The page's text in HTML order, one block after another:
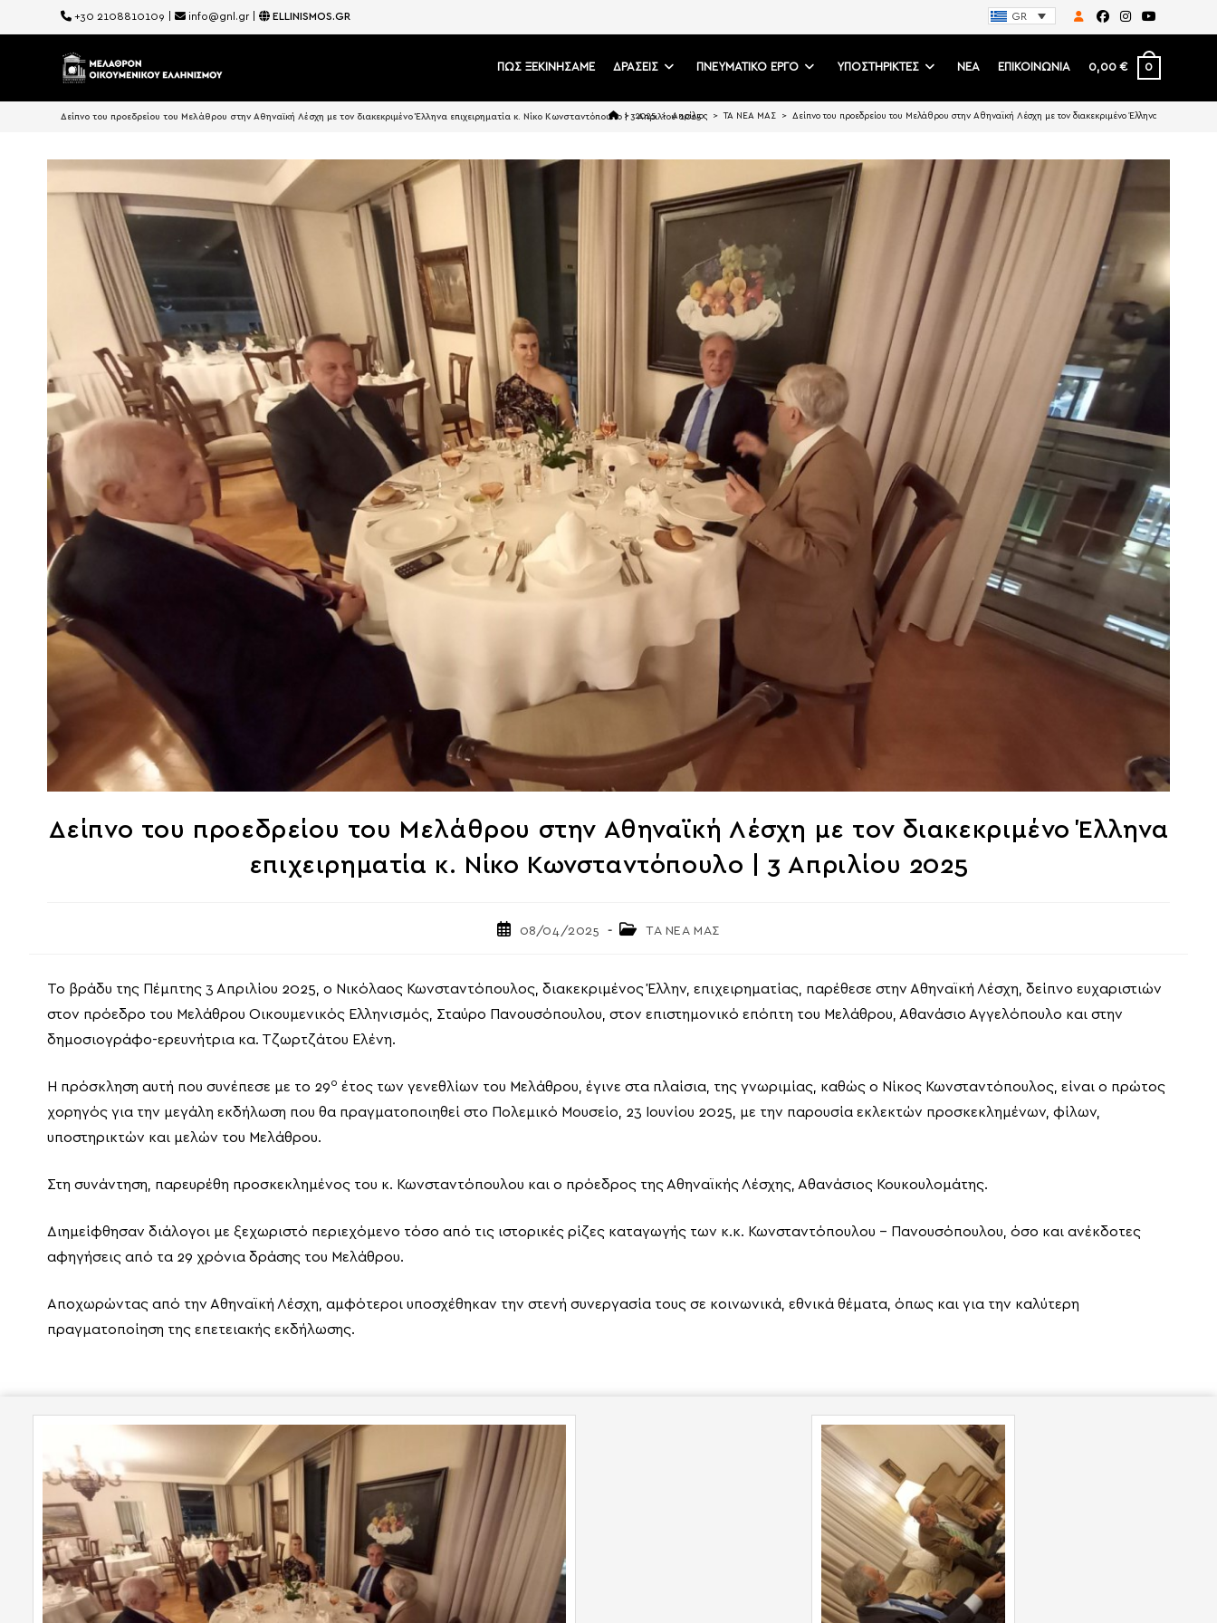
+30 2108810109 | info@gnl.gr| ELLINISMOS.GR GR
ΠΩΣ ΞΕΚΙΝΗΣΑΜΕ ΔΡΑΣΕΙΣ ΠΝΕΥΜΑΤΙΚΟ ΕΡΓΟ ΥΠΟΣΤΗΡΙΚΤΕΣ ΝΕΑ ΕΠΙΚΟΙΝΩΝΙΑ 0,00€ 0
Δείπνο του προεδρείου του Μελάθρου στην Αθηναϊκή Λέσχη με τον διακεκριμένο Έλληνα επιχειρηματία κ. Νίκο Κωνσταντόπουλο | 3 Απριλίου 2025
> 2025 > Απρίλιος > ΤΑ ΝΕΑ ΜΑΣ > Δείπνο του προεδρείου του Μελάθρου στην Αθηναϊκή Λέσχη με τον διακεκριμένο Έλληνα
Δείπνο του προεδρείου του Μελάθρου στην Αθηναϊκή Λέσχη με τον διακεκριμένο Έλληνα
επιχειρηματία κ. Νίκο Κωνσταντόπουλο | 3 Απριλίου 2025
Post08/04/2025
PostΤΑ ΝΕΑ ΜΑΣ
Το βράδυ της Πέμπτης 3 Απριλίου 2025, ο Νικόλαος Κωνσταντόπουλος, διακεκριμένος Έλλην, επιχειρηματίας, παρέθεσε στην Αθηναϊκή Λέσχη, δείπνο ευχαριστιών
στον πρόεδρο του Μελάθρου Οικουμενικός Ελληνισμός, Σταύρο Πανουσόπουλου, στον επιστημονικό επόπτη του Μελάθρου, Αθανάσιο Αγγελόπουλο και στην
δημοσιογράφο-ερευνήτρια κα. Τζωρτζάτου Ελένη.
Η πρόσκληση αυτή που συνέπεσε με το 29ο έτος των γενεθλίων του Μελάθρου, έγινε στα πλαίσια, της γνωριμίας, καθώς ο Νίκος Κωνσταντόπουλος, είναι ο πρώτος
χορηγός για την μεγάλη εκδήλωση που θα πραγματοποιηθεί στο Πολεμικό Μουσείο, 23 Ιουνίου 2025, με την παρουσία εκλεκτών προσκεκλημένων, φίλων,
υποστηρικτών και μελών του Μελάθρου.
Στη συνάντηση, παρευρέθη προσκεκλημένος του κ. Κωνσταντόπουλου και ο πρόεδρος της Αθηναϊκής Λέσχης, Αθανάσιος Κουκουλομάτης.
Διημείφθησαν διάλογοι με ξεχωριστό περιεχόμενο τόσο από τις ιστορικές ρίζες καταγωγής των κ.κ. Κωνσταντόπουλου – Πανουσόπουλου, όσο και ανέκδοτες
αφηγήσεις από τα 29 χρόνια δράσης του Μελάθρου.
Αποχωρώντας από την Αθηναϊκή Λέσχη, αμφότεροι υποσχέθηκαν την στενή συνεργασία τους σε κοινωνικά, εθνικά θέματα, όπως και για την καλύτερη
πραγματοποίηση της επετειακής εκδήλωσης.